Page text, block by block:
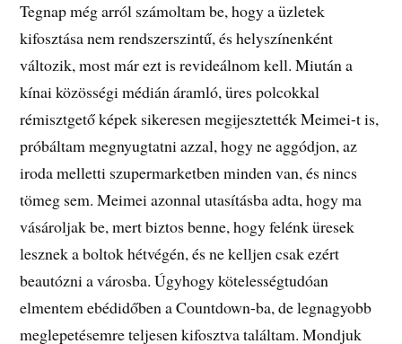
Tegnap még arról számoltam be, hogy a üzletek
kifosztása nem rendszerszintű, és helyszínenként
változik, most már ezt is revideálnom kell. Miután a
kínai közösségi médián áramló, üres polcokkal
rémisztgető képek sikeresen megijesztették Meimei-t is,
próbáltam megnyugtatni azzal, hogy ne aggódjon, az
iroda melletti szupermarketben minden van, és nincs
tömeg sem. Meimei azonnal utasításba adta, hogy ma
vásároljak be, mert biztos benne, hogy felénk üresek
lesznek a boltok hétvégén, és ne kelljen csak ezért
beautózni a városba. Úgyhogy kötelességtudóan
elmentem ebédidőben a Countdown-ba, de legnagyobb
meglepetésemre teljesen kifosztva találtam. Mondjuk